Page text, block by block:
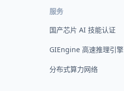
服务
国产芯片 AI 技能认证
GIEngine 高速推理引擎
分布式算力网络